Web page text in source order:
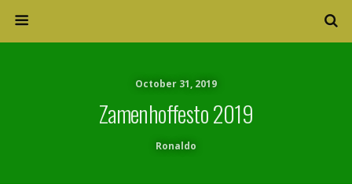
October 31, 2019
Zamenhoffesto 2019
Ronaldo